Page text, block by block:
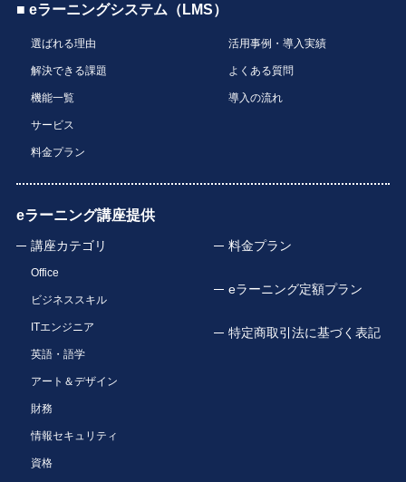
■ eラーニングシステム（LMS）
選ばれる理由
解決できる課題
機能一覧
サービス
料金プラン
活用事例・導入実績
よくある質問
導入の流れ
eラーニング講座提供
講座カテゴリ
Office
ビジネススキル
ITエンジニア
英語・語学
アート＆デザイン
財務
情報セキュリティ
資格
料金プラン
eラーニング定額プラン
特定商取引法に基づく表記